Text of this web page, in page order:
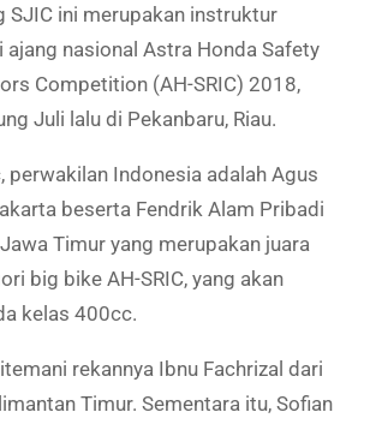
SJIC ini merupakan instruktur
ajang nasional Astra Honda Safety
Competition (AH-SRIC) 2018,
Juli lalu di Pekanbaru, Riau.
perwakilan Indonesia adalah Agus
beserta Fendrik Alam Pribadi
Timur yang merupakan juara
big bike AH-SRIC, yang akan
kelas 400cc.
rekannya Ibnu Fachrizal dari
Timur. Sementara itu, Sofian